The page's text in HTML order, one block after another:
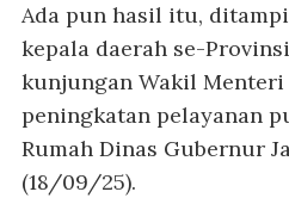
Ada pun hasil itu,
kepala daerah se-
kunjungan Wakil Menteri
peningkatan pelayanan
Rumah Dinas Gubernur
(18/09/25).